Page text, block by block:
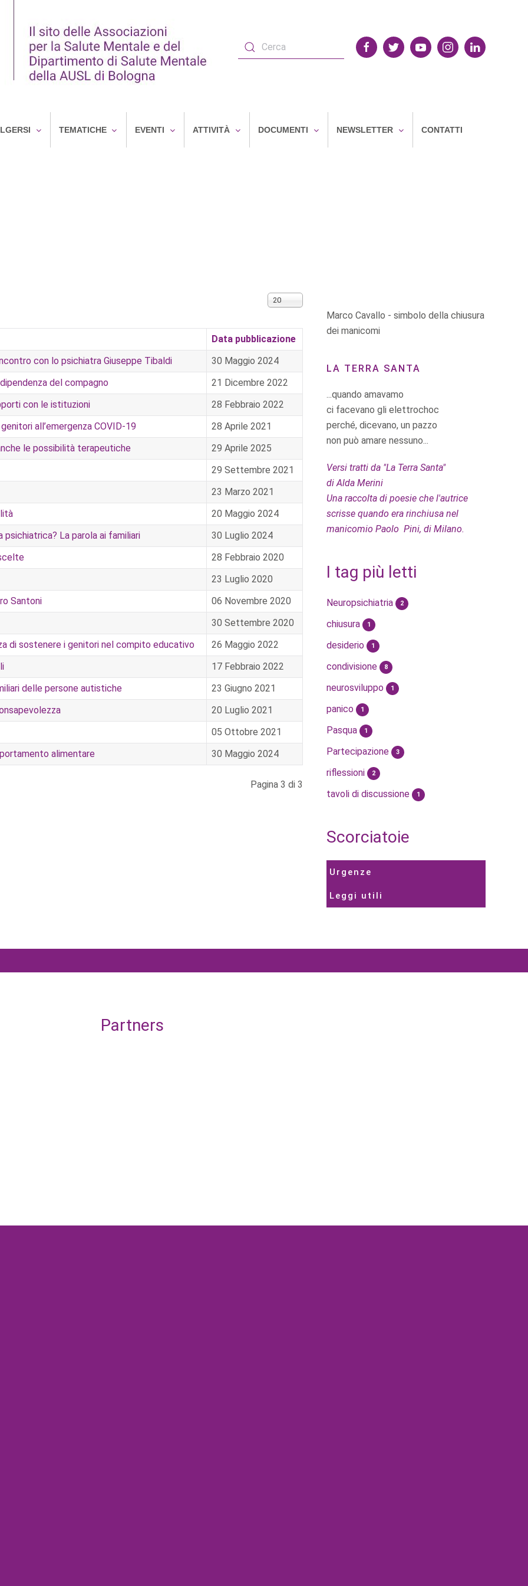
TEMATICHE EVENTI ATTIVITÀ DOCUMENTI NEWSLETTER CONTATTI
Visualizza n.
20
Data pubblicazione
con lo psichiatra Giuseppe Tibaldi
30 Maggio 2024
del compagno
21 Dicembre 2022
con le istituzioni
28 Febbraio 2022
all’emergenza COVID-19
28 Aprile 2021
le possibilità terapeutiche
29 Aprile 2025
29 Settembre 2021
23 Marzo 2021
20 Maggio 2024
psichiatrica? La parola ai familiari
30 Luglio 2024
28 Febbraio 2020
23 Luglio 2020
Santoni
06 Novembre 2020
30 Settembre 2020
di sostenere i genitori nel compito educativo
26 Maggio 2022
17 Febbraio 2022
delle persone autistiche
23 Giugno 2021
20 Luglio 2021
05 Ottobre 2021
alimentare
30 Maggio 2024
Pagina 3 di 3
Marco Cavallo - simbolo della chiusura
dei manicomi
LA TERRA SANTA
...quando amavamo
ci facevano gli elettrochoc
perché, dicevano, un pazzo
non può amare nessuno...
Versi tratti da "La Terra Santa"
di Alda Merini
Una raccolta di poesie che l'autrice
scrisse quando era rinchiusa nel
manicomio Paolo Pini, di Milano.
I tag più letti
Neuropsichiatria 2
chiusura 1
desiderio 1
condivisione 8
neurosviluppo 1
panico 1
Pasqua 1
Partecipazione 3
riflessioni 2
tavoli di discussione 1
Scorciatoie
Urgenze
Leggi utili
Partners